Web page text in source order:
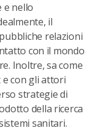
e nello
il
relazioni
con il mondo
Inoltre, sa come
con gli attori
strategie di
della ricerca
sanitari.